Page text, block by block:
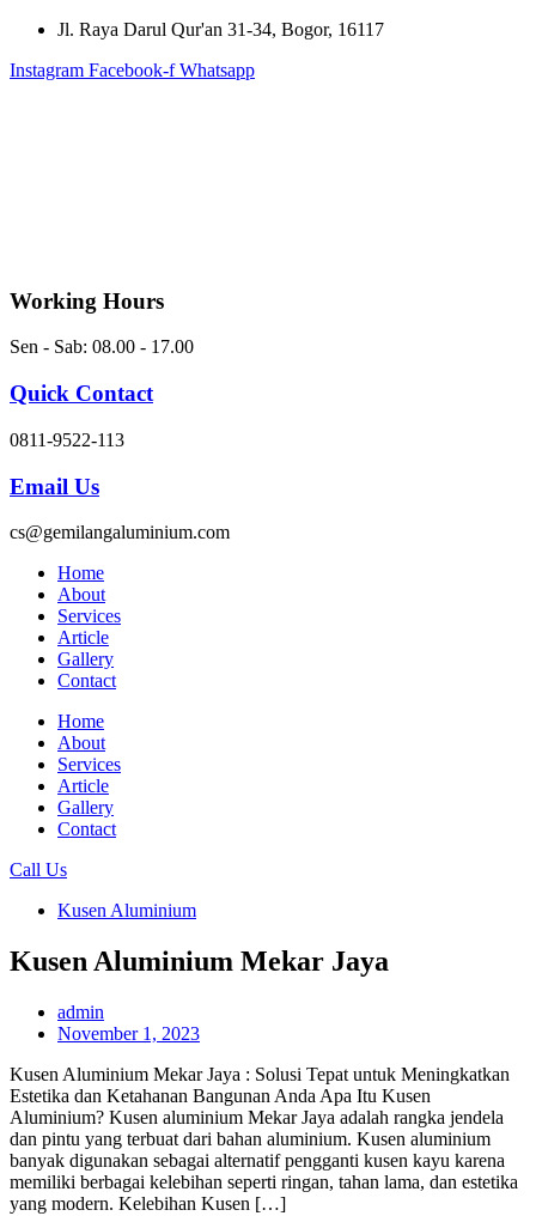
Skip
content
Jl. Raya Darul Qur'an 31-34, Bogor, 16117
Instagram Facebook-f Whatsapp
Working Hours
Sen - Sab: 08.00 - 17.00
Quick Contact
0811-9522-113
Email Us
cs@gemilangaluminium.com
Home
About
Services
Article
Gallery
Contact
Home
About
Services
Article
Gallery
Contact
Call Us
Kusen Aluminium
Kusen Aluminium Mekar Jaya
admin
November 1, 2023
Kusen Aluminium Mekar Jaya : Solusi Tepat untuk Meningkatkan
Estetika dan Ketahanan Bangunan Anda Apa Itu Kusen
Aluminium? Kusen aluminium Mekar Jaya adalah rangka jendela
dan pintu yang terbuat dari bahan aluminium. Kusen aluminium
banyak digunakan sebagai alternatif pengganti kusen kayu karena
memiliki berbagai kelebihan seperti ringan, tahan lama, dan estetika
yang modern. Kelebihan Kusen […]